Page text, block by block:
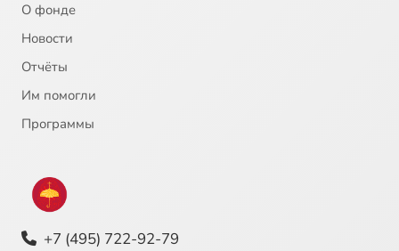
О фонде
Новости
Отчёты
Им помогли
Программы
+7 (495) 722-92-79